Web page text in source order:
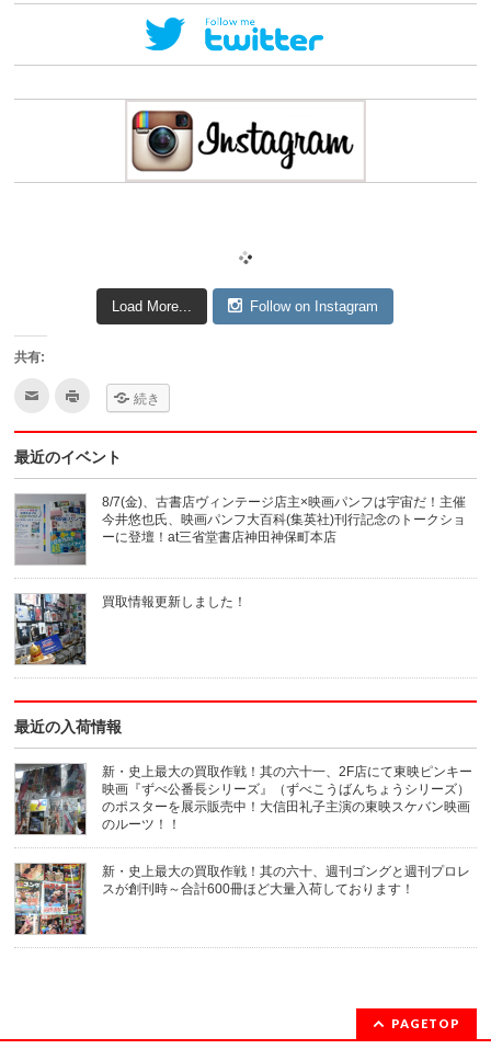
Load More... Follow on Instagram
共有:
ク
し
て
達
へ
メ
ー
ル
で
送
信
(新
し
い
ウ
ィ
ン
ド
ウ
開
き
ま
す)
ク
て
刷
(新
し
い
ウ
ィ
ン
ド
ウ
で
開
き
ま
す)
続き
最近のイベント
8/7(金)、古書店ヴィンテージ店主×映画パンフは宇宙だ！主催
今井悠也氏、映画パンフ大百科(集英社)刊行記念のトークショ
ーに登壇！at三省堂書店神田神保町本店
買取情報更新しました！
最近の入荷情報
新・史上最大の買取作戦！其の六十一、2F店にて東映ピンキー
映画『ずべ公番長シリーズ』（ずべこうばんちょうシリーズ）
のポスターを展示販売中！大信田礼子主演の東映スケバン映画
のルーツ！！
新・史上最大の買取作戦！其の六十、週刊ゴングと週刊プロレ
スが創刊時～合計600冊ほど大量入荷しております！
PAGETOP